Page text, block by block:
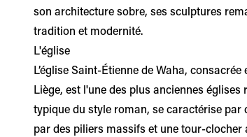
son architecture sobre, ses sculptures
tradition et modernité.
L'église
L’église Saint-Étienne de Waha,
Liège, est l'une des plus anciennes
typique du style roman, se caractérise par
par des piliers massifs et une tour-clocher